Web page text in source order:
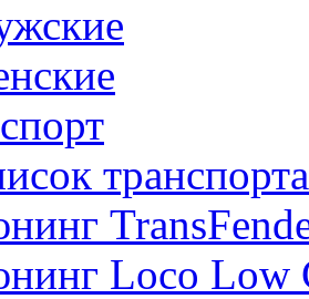
транспорта
Loco Low